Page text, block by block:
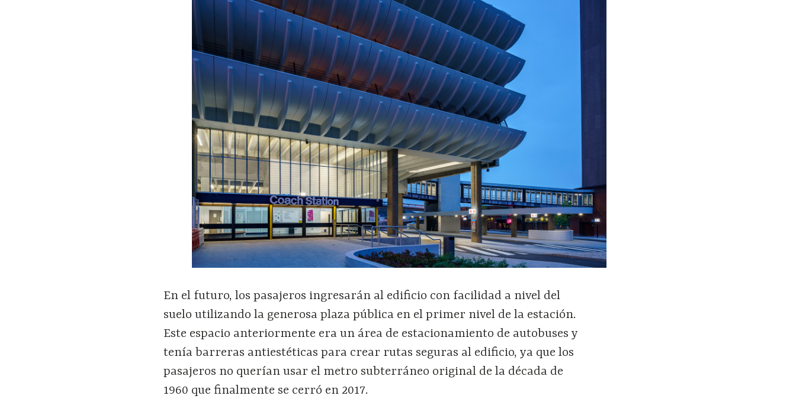
En el futuro, los pasajeros ingresarán al edificio con facilidad a nivel del
suelo utilizando la generosa plaza pública en el primer nivel de la estación.
Este espacio anteriormente era un área de estacionamiento de autobuses y
tenía barreras antiestéticas para crear rutas seguras al edificio, ya que los
pasajeros no querían usar el metro subterráneo original de la década de
1960 que finalmente se cerró en 2017.